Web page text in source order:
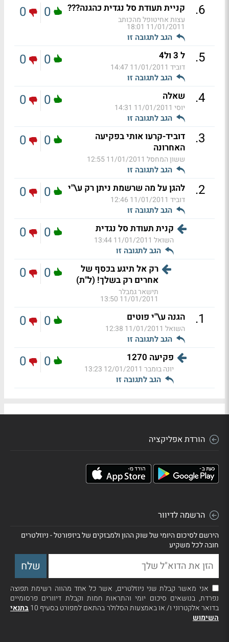
6
. קניית תעודת סל נגדית כהגנה???
עצות אחיטופל מהכותב
11/01/2011 18:01
הגב לתגובה זו
0
0
5
. ל 3 ול4
דוביד 11/01/2011 14:47
הגב לתגובה זו
0
0
4
. שאלה
יוסי 11/01/2011 14:31
הגב לתגובה זו
0
0
3
.
דוביד-קרעו אותי בפקיעה
האחרונה
ששון המחסל 11/01/2011 12:55
הגב לתגובה זו
0
0
2
. להגן על מה שרשמת ניתן רק ע\"י
דוביד 11/01/2011 12:46
הגב לתגובה זו
0
0
קנית תעודת סל נגדית
השואל 11/01/2011 13:44
הגב לתגובה זו
0
0
רק אל תיגע בכסף של
אחרים רק בשלך! (ל"ת)
תישאר גמבלר
11/01/2011 13:50
0
0
1
. הגנה ע\"י פוטים
השואל 11/01/2011 12:38
הגב לתגובה זו
0
0
פקיעה 1270
יונה בומבר 12/01/2011 13:23
הגב לתגובה זו
0
0
הורדת אפליקציה
הרשמה לדיוור
הירשם לסיכום היומי של שוק ההון ולמבזקים של ביזפורטל - ניוזלטרים
חובה לכל משקיע
אני מאשר קבלת שני ניוזלטרים, אשר כל אחד מהווה רשימת תפוצה
נפרדת, בנושאים סיכום יומי והתראות חמות וקבלת דיוורים פרסומיים
בדואר אלקטרוני ו/ או באמצעות הסלולר בהתאם למפורט בסעיף 10
בתנאי
השימוש